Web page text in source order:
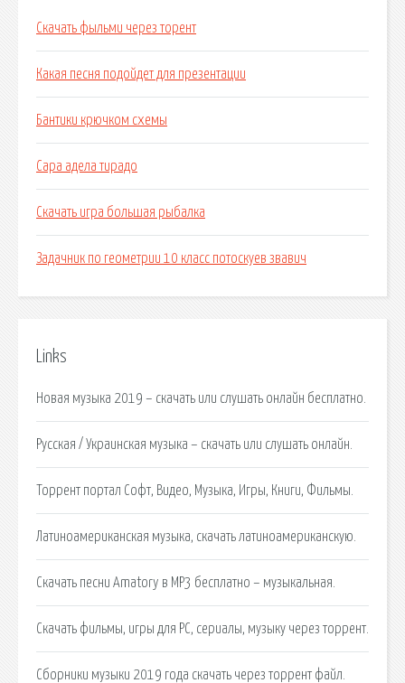
Скачать фыльми через торент
Какая песня подойдет для презентации
Бантики крючком схемы
Сара адела тирадо
Скачать игра большая рыбалка
Задачник по геометрии 10 класс потоскуев звавич
Links
Новая музыка 2019 – скачать или слушать онлайн бесплатно.
Русская / Украинская музыка – скачать или слушать онлайн.
Торрент портал Софт, Видео, Музыка, Игры, Книги, Фильмы.
Латиноамериканская музыка, скачать латиноамериканскую.
Скачать песни Amatory в MP3 бесплатно – музыкальная.
Скачать фильмы, игры для PC, сериалы, музыку через торрент.
Сборники музыки 2019 года скачать через торрент файл.